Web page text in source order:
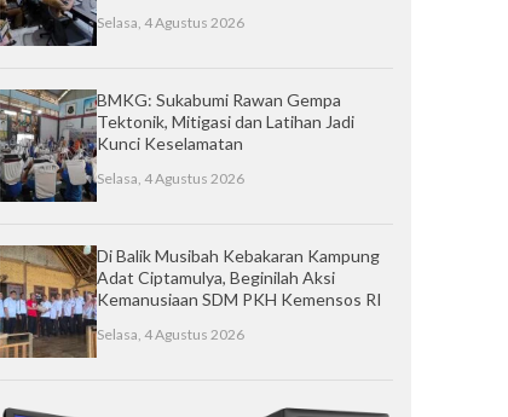
Selasa, 4 Agustus 2026
BMKG: Sukabumi Rawan Gempa
Tektonik, Mitigasi dan Latihan Jadi
Kunci Keselamatan
Selasa, 4 Agustus 2026
Di Balik Musibah Kebakaran Kampung
Adat Ciptamulya, Beginilah Aksi
Kemanusiaan SDM PKH Kemensos RI
Selasa, 4 Agustus 2026